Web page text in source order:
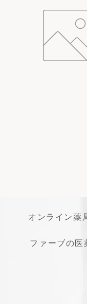
オンライン薬
ファーブの医